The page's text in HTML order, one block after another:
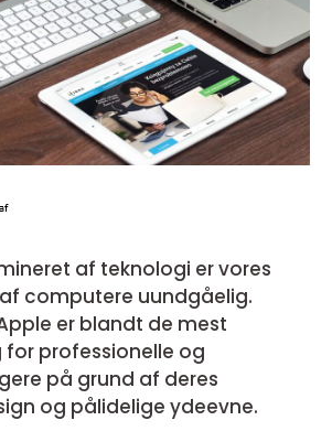
af teknologi er vores
computere uundgåelig.
er blandt de mest
professionelle og
på grund af deres
og pålidelige ydeevne.